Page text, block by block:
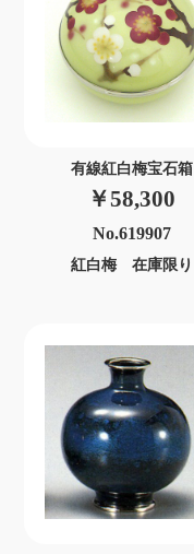
有線紅白梅宝石箱
￥58,300
No.619907
紅白梅 在庫限り